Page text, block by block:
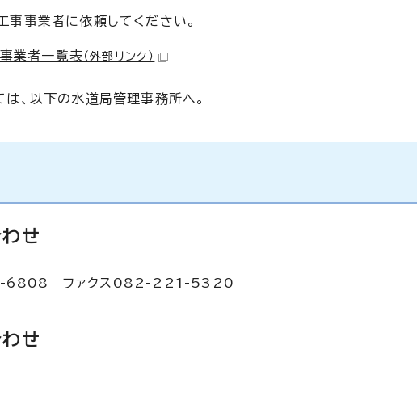
事業者に依頼してください。
業者一覧表 （外部リンク）
、以下の水道局管理事務所へ。
せ
6808 ファクス082-221-5320
せ